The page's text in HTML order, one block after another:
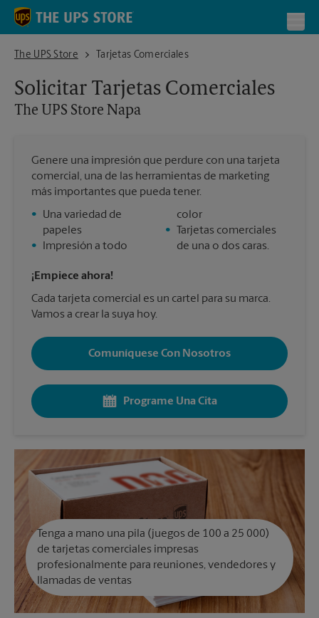
Skip to content
Return to Nav
The UPS Store
The UPS Store NapaTarjetas Comerciales
Solicitar Tarjetas Comerciales
The UPS Store Napa
Genere una impresión que perdure con una tarjeta
comercial, una de las herramientas de marketing
más importantes que pueda tener.
•
Una variedad de
papeles
•
Impresión a todo
color
•
Tarjetas comerciales
de una o dos caras.
¡Empiece ahora!
Cada tarjeta comercial es un cartel para su marca.
Vamos a crear la suya hoy.
Comuníquese Con Nosotros
Programe Una Cita
Tenga a mano una pila (juegos de 100 a 25 000)
de tarjetas comerciales impresas
profesionalmente para reuniones, vendedores y
llamadas de ventas